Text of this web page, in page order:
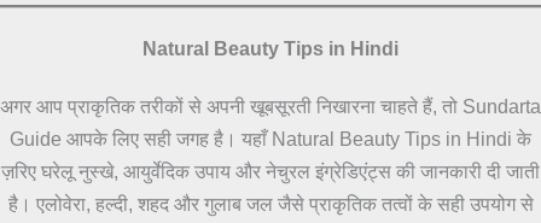
Natural Beauty Tips in Hindi
अगर आप प्राकृतिक तरीकों से अपनी खूबसूरती निखारना चाहते हैं, तो Sundarta
Guide आपके लिए सही जगह है। यहाँ Natural Beauty Tips in Hindi के
ज़रिए घरेलू नुस्खे, आयुर्वेदिक उपाय और नेचुरल इंग्रेडिएंट्स की जानकारी दी जाती
है। एलोवेरा, हल्दी, शहद और गुलाब जल जैसे प्राकृतिक तत्वों के सही उपयोग से